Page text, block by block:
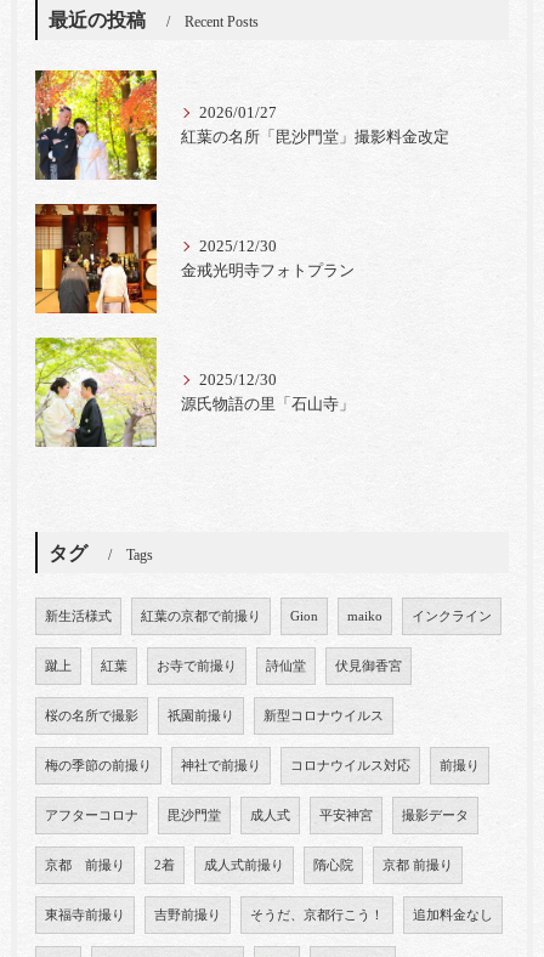
最近の投稿 Recent Posts
2026/01/27
紅葉の名所「毘沙門堂」撮影料金改定
2025/12/30
金戒光明寺フォトプラン
2025/12/30
源氏物語の里「石山寺」
タグ Tags
新生活様式 紅葉の京都で前撮り Gion maiko インクライン
蹴上 紅葉 お寺で前撮り 詩仙堂 伏見御香宮
桜の名所で撮影 祇園前撮り 新型コロナウイルス
梅の季節の前撮り 神社で前撮り コロナウイルス対応 前撮り
アフターコロナ 毘沙門堂 成人式 平安神宮 撮影データ
京都 前撮り 2着 成人式前撮り 隋心院 京都 前撮り
東福寺前撮り 吉野前撮り そうだ、京都行こう！ 追加料金なし